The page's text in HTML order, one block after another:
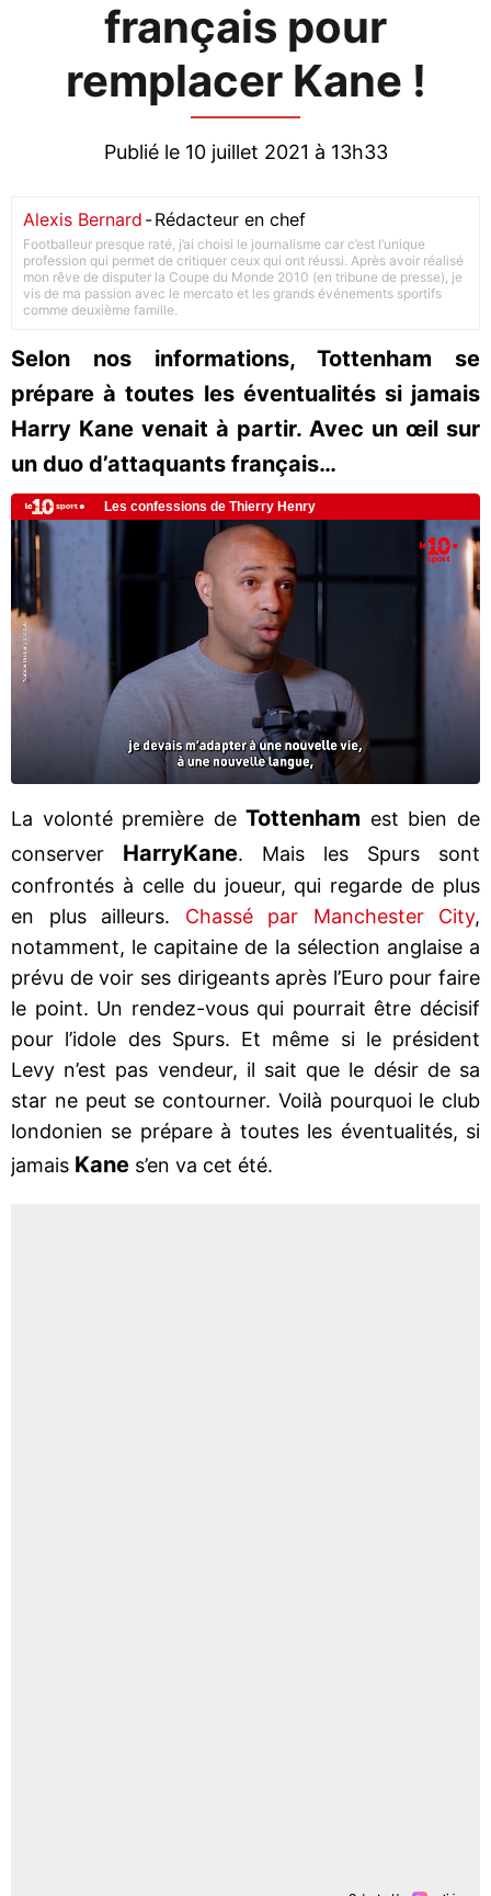
français pour
remplacer Kane !
Publié le 10 juillet 2021 à 13h33
Alexis Bernard -Rédacteur en chef
Footballeur presque raté, j’ai choisi le journalisme car c’est l’unique
profession qui permet de critiquer ceux qui ont réussi. Après avoir réalisé
mon rêve de disputer la Coupe du Monde 2010 (en tribune de presse), je
vis de ma passion avec le mercato et les grands événements sportifs
comme deuxième famille.
Selon nos informations, Tottenham se
prépare à toutes les éventualités si jamais
Harry Kane venait à partir. Avec un œil sur
un duo d’attaquants français…
La volonté première deTottenham est bien de
conserver HarryKane. Mais les Spurs sont
confrontés à celle du joueur, qui regarde de plus
en plus ailleurs. Chassé par Manchester City,
notamment, le capitaine de la sélection anglaise a
prévu de voir ses dirigeants après l’Euro pour faire
le point. Un rendez-vous qui pourrait être décisif
pour l’idole des Spurs. Et même si le président
Levy n’est pas vendeur, il sait que le désir de sa
star ne peut se contourner. Voilà pourquoi le club
londonien se prépare à toutes les éventualités, si
jamais Kane s’en va cet été.